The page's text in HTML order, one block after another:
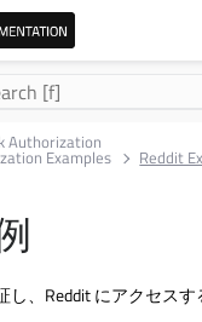
Authorization
Examples Reddit
し、Reddit にアクセスす